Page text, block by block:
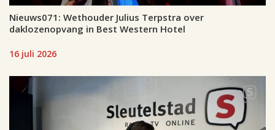
Nieuws071: Wethouder Julius Terpstra over
daklozenopvang in Best Western Hotel
16 juli 2026